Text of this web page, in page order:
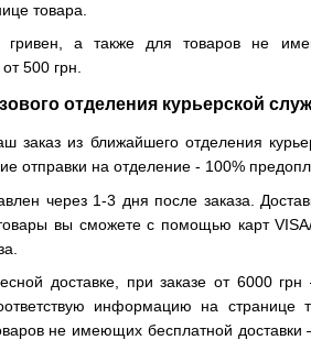
товара.
а также для товаров не
500 грн.
отделения курьерской
заказ из ближайшего отделения
отправки на отделение - 100%
через 1-3 дня после заказа.
вы сможете с помощью карт
доставке, при заказе от 6000
информацию на странице
не имеющих бесплатной доставки